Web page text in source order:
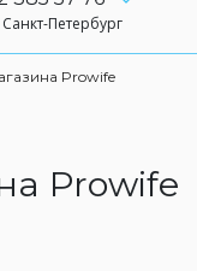
Санкт-Петербург
Prowife
Prowife